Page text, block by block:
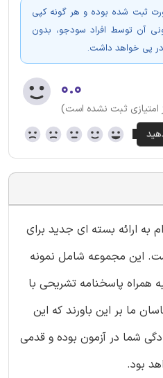
ثبت شده بوده و هر گونه کپی
آن توسط افراد سودجو، بدون
در پی خواهد داشت.
۰.۰
امتیازی ثبت نشده است)
به ارائه بسته ای جدید برای
این مجموعه شامل نمونه
همراه پاسخنامه تشریحی با
ما بر این باورند که این
شما در آزمون بوده و قدمی
بود.